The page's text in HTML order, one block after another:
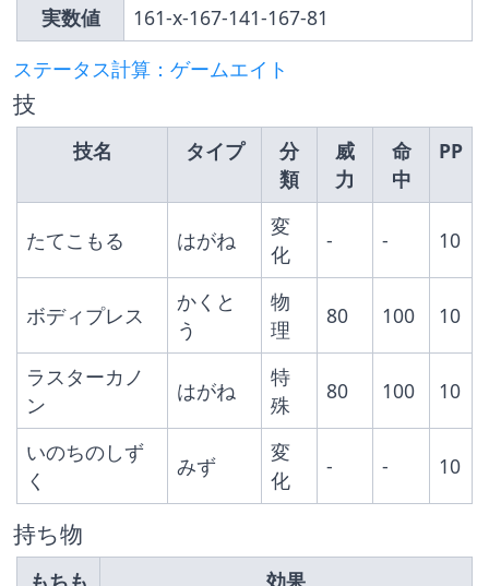
実数値
161-x-167-141-167-81
ステータス計算：ゲームエイト
技
技名 タイプ
分
類
威
力
命
中
PP
たてこもる はがね
変
化
- - 10
ボディプレス
かくと
う
物
理
80 100 10
ラスターカノ
ン
はがね
特
殊
80 100 10
いのちのしず
く
みず
変
化
- - 10
持ち物
もちも
効果